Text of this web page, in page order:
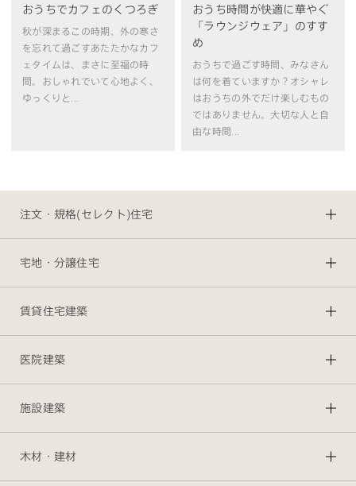
おうちでカフェのくつろぎ
秋が深まるこの時期、外の寒さ
を忘れて過ごすあたたかなカフ
ェタイムは、まさに至福の時
間。おしゃれでいて心地よく、
ゆっくりと...
おうち時間が快適に華やぐ
「ラウンジウェア」のすす
め
おうちで過ごす時間、みなさん
は何を着ていますか？オシャレ
はおうちの外でだけ楽しむもの
ではありません。大切な人と自
由な時間...
注文・規格(セレクト)住宅
宅地・分譲住宅
賃貸住宅建築
医院建築
施設建築
木材・建材